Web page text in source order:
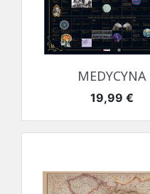
Szybki podgląd
MEDYCYNA
Cena
19,99 €